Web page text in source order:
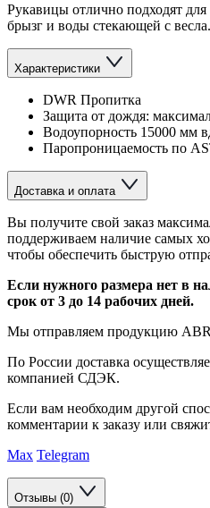
Рукавицы отлично подходят
брызг и воды стекающей с весла.
Характеристики
DWR Пропитка
Защита от дождя:
Водоупорность 15000 мм
Паропроницаемость по
Доставка и оплата
Вы получите свой заказ
поддерживаем наличие самых
чтобы обеспечить быструю
Если нужного размера нет в
срок от 3 до 14 рабочих дней.
Мы отправляем продукцию
По России доставка
компанией СДЭК.
Если вам необходим другой
комментарии к заказу или
Max Telegram
Отзывы (0)